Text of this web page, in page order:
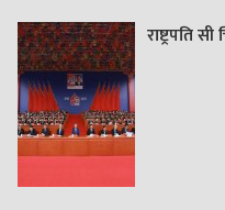
राष्ट्रपति